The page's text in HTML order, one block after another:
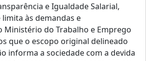
e Igualdade Salarial,
às demandas e
Ministério do Trabalho e Emprego
que o escopo original delineado
informa a sociedade com a devida